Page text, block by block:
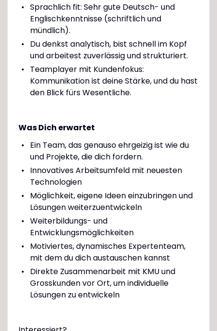
Sprachlich fit: Sehr gute Deutsch- und
Englischkenntnisse (schriftlich und
mündlich).
Du denkst analytisch, bist schnell im Kopf
und arbeitest zuverlässig und strukturiert.
Teamplayer mit Kundenfokus:
Kommunikation ist deine Stärke, und du hast
den Blick fürs Wesentliche.
Was Dich erwartet
Ein Team, das genauso ehrgeizig ist wie du
und Projekte, die dich fordern.
Innovatives Arbeitsumfeld mit neuesten
Technologien
Möglichkeit, eigene Ideen einzubringen und
Lösungen weiterzuentwickeln
Weiterbildungs- und
Entwicklungsmöglichkeiten
Motiviertes, dynamisches Expertenteam,
mit dem du dich austauschen kannst
Direkte Zusammenarbeit mit KMU und
Grosskunden vor Ort, um individuelle
Lösungen zu entwickeln